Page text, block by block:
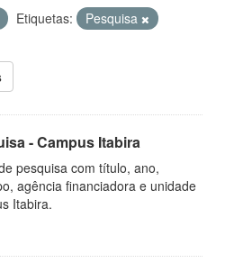
Etiquetas:
Pesquisa
- Campus Itabira
pesquisa com título, ano,
agência financiadora e unidade
Itabira.